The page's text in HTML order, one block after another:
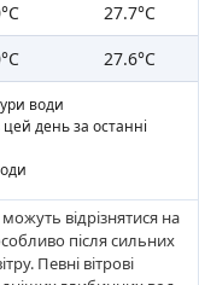
27.7°C
27.6°C
води
день за останні
відрізнятися на
після сильних
Певні вітрові